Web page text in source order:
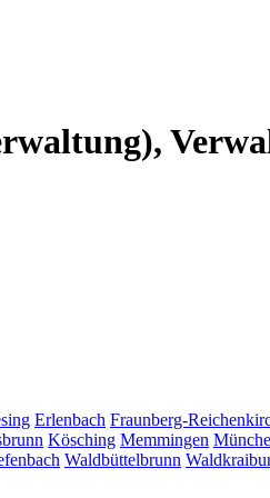
Erlenbach Fraunberg-
Kösching Memmingen
Waldbüttelbrunn